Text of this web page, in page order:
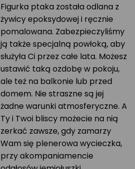
Figurka ptaka została odlana z
żywicy epoksydowej i ręcznie
pomalowana. Zabezpieczyliśmy
ją także specjalną powłoką, aby
służyła Ci przez całe lata. Możesz
ustawić taką ozdobę w pokoju,
ale też na balkonie lub przed
domem. Nie straszne są jej
żadne warunki atmosferyczne. A
Ty i Twoi bliscy możecie na nią
zerkać zawsze, gdy zamarzy
Wam się plenerowa wycieczka,
przy akompaniamencie